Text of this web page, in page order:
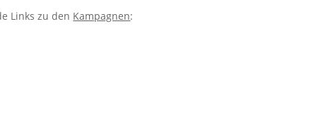
Links zu den Kampagnen: